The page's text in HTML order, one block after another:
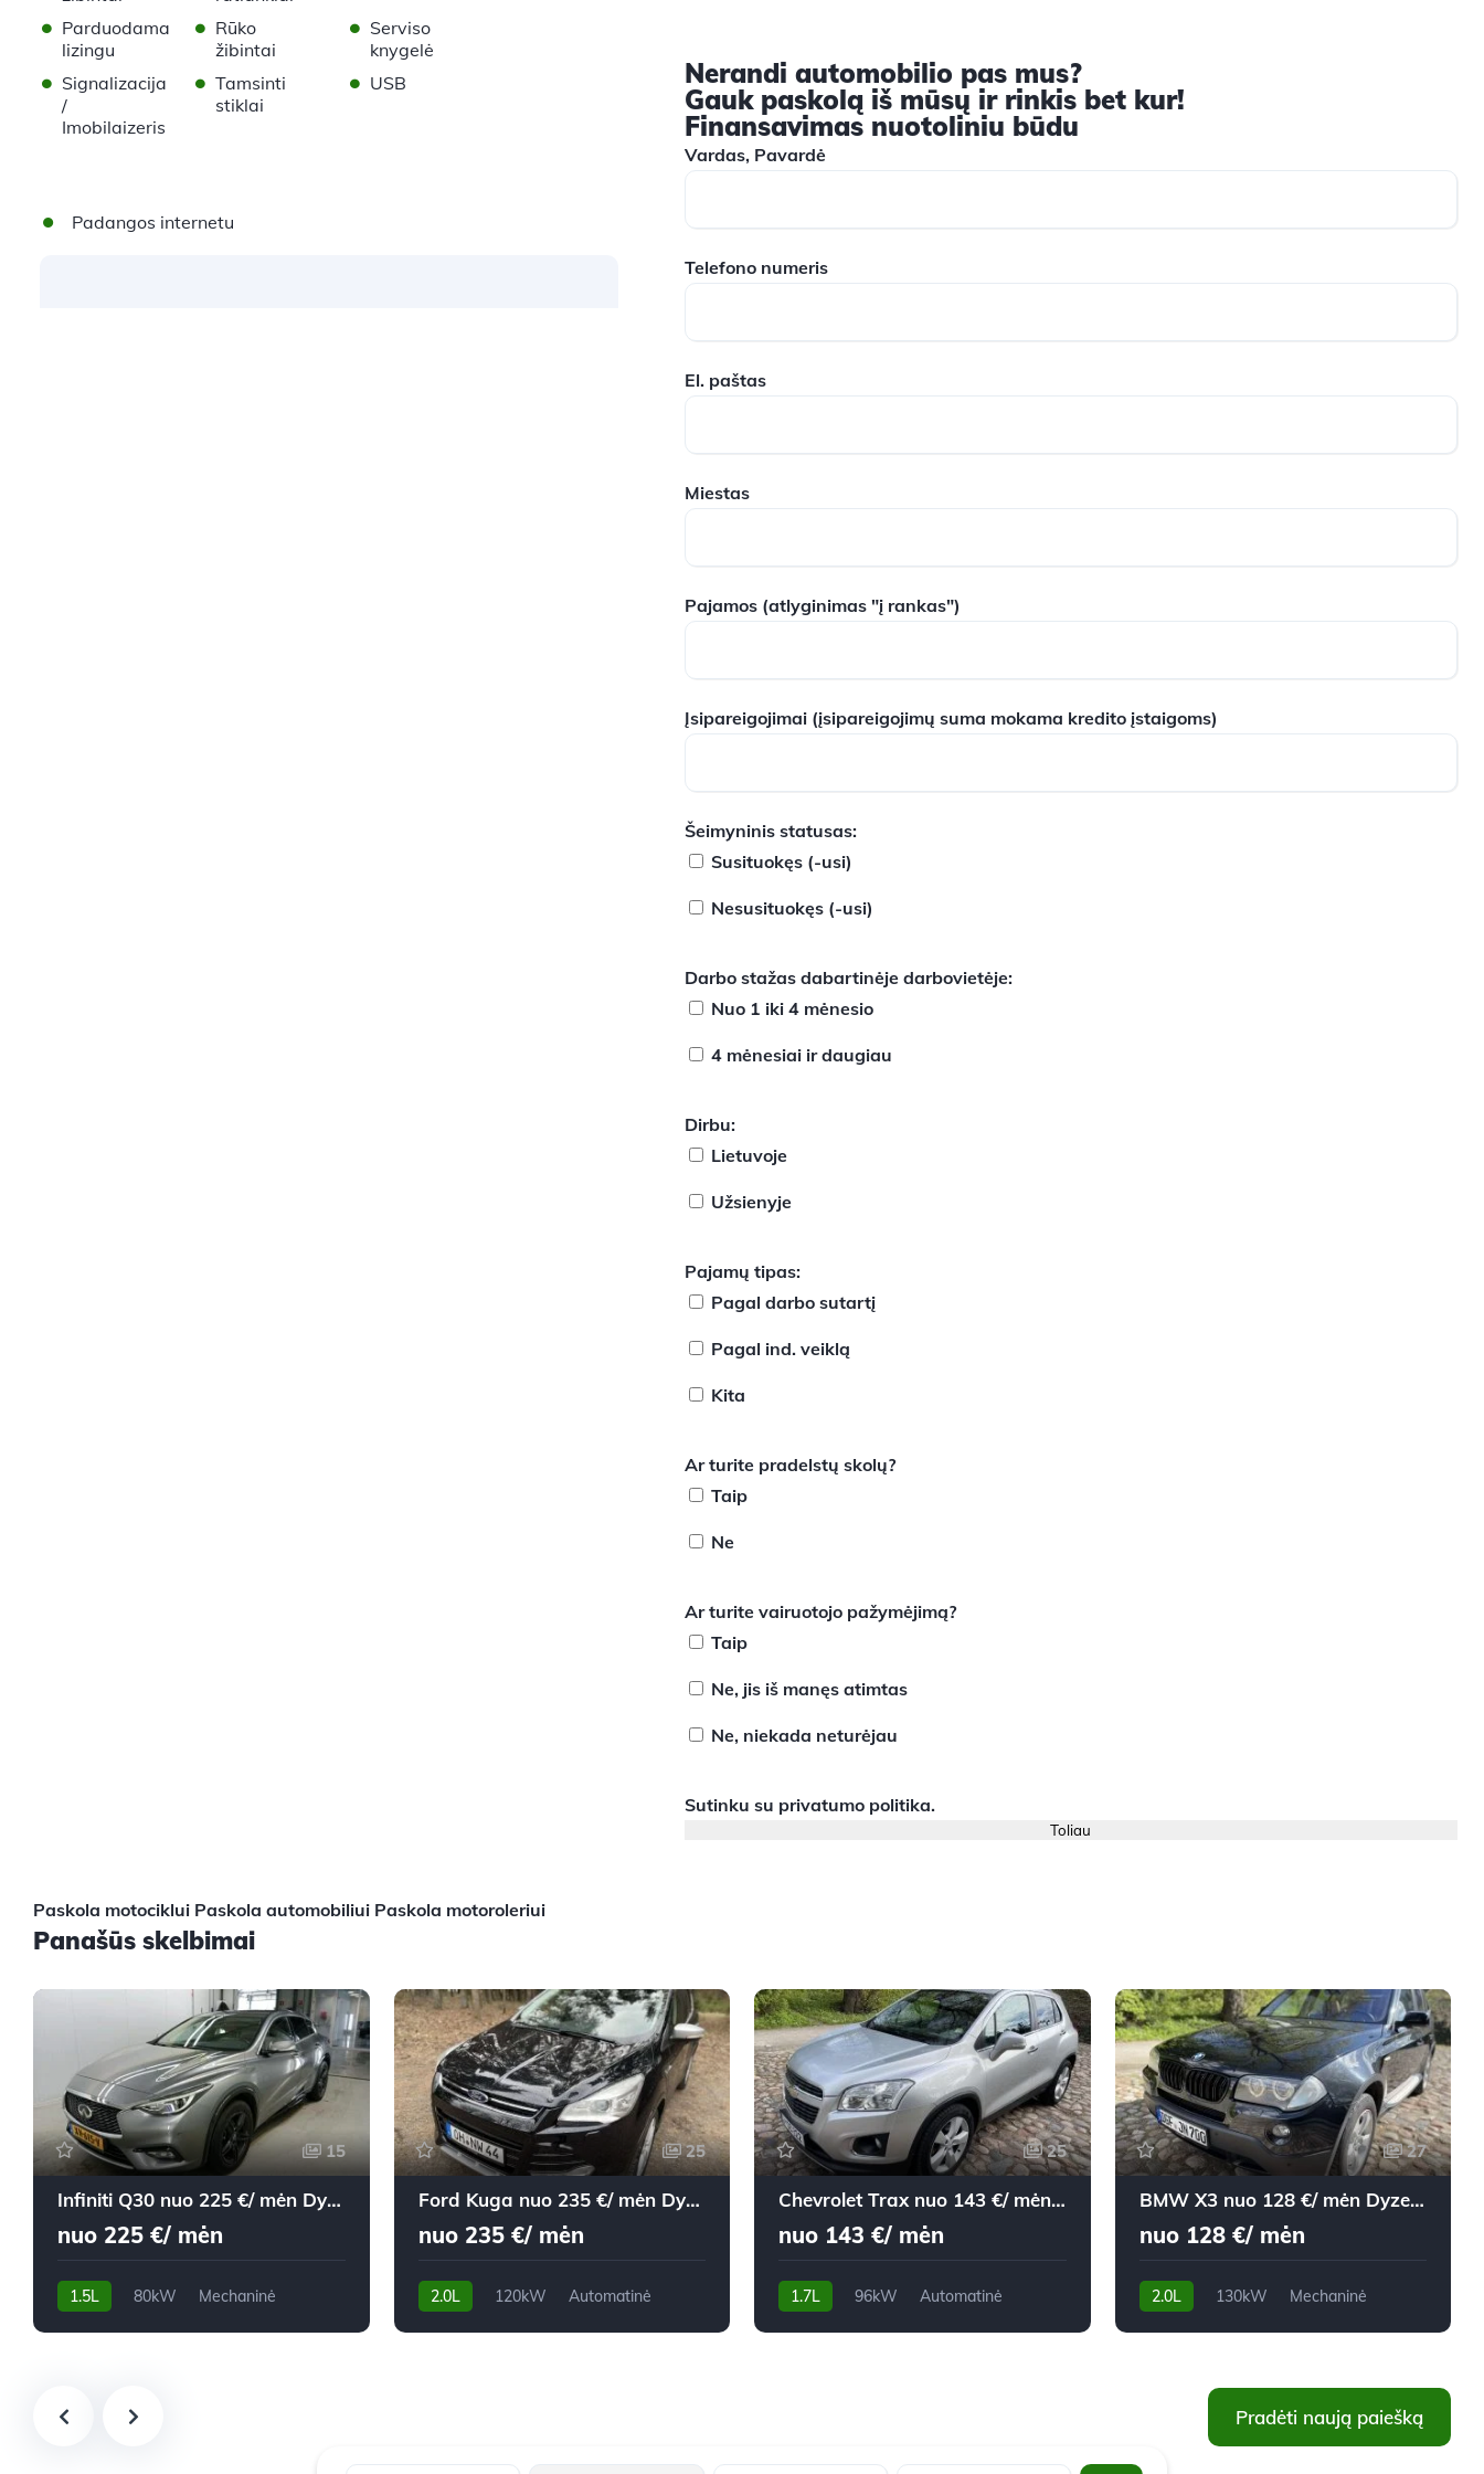
• Parduodama
lizingu
• Rūko
žibintai
• Serviso
knygelė
• Signalizacija
/
Imobilaizeris
• Tamsinti
stiklai
• USB
Padangos internetu
Nerandi automobilio pas mus?
Gauk paskolą iš mūsų ir rinkis bet kur!
Finansavimas nuotoliniu būdu
Vardas, Pavardė
Telefono numeris
El. paštas
Miestas
Pajamos(atlyginimas "į rankas")
Įsipareigojimai(įsipareigojimų suma mokama kredito įstaigoms)
Šeimyninis statusas:
Susituokęs (-usi)
Nesusituokęs (-usi)
Darbo stažas dabartinėje darbovietėje:
Nuo 1 iki 4 mėnesio
4 mėnesiai ir daugiau
Dirbu:
Lietuvoje
Užsienyje
Pajamų tipas:
Pagal darbo sutartį
Pagal ind. veiklą
Kita
Ar turite pradelstų skolų?
Taip
Ne
Ar turite vairuotojo pažymėjimą?
Taip
Ne, jis iš manęs atimtas
Ne, niekada neturėjau
Sutinku su privatumo politika.
Paskola motociklui Paskola automobiliui Paskola motoroleriui
Panašūs skelbimai
15
Infiniti Q30 nuo 225 €/ mėn Dyzelinas 2019m. Visureigis Mechaninė
nuo 225 €/ mėn
1.5L 80kW
Mechaninė
25
Ford Kuga nuo 235 €/ mėn Dyzelinas 2014m. Visureigis Automatinė
nuo 235 €/ mėn
2.0L 120kW
Automatinė
25
Chevrolet Trax nuo 143 €/ mėn Dyzelinas 2013m. Visureigis Automatinė
nuo 143 €/ mėn
1.7L 96kW
Automatinė
27
BMW X3 nuo 128 €/ mėn Dyzelinas 2007m. Visureigis Mechaninė
nuo 128 €/ mėn
2.0L 130kW
Mechaninė
Pradėti naują paiešką